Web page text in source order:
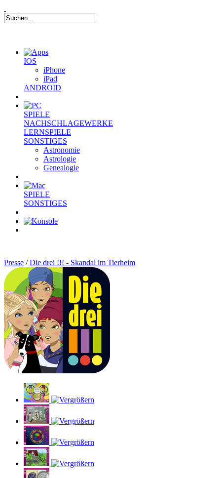
IOS
iPhone
iPad
ANDROID
SPIELE
NACHSCHLAGEWERKE
LERNSPIELE
SONSTIGES
Astronomie
Astrologie
Genealogie
SPIELE
SONSTIGES
Presse /Die drei !!! - Skandal im Tierheim